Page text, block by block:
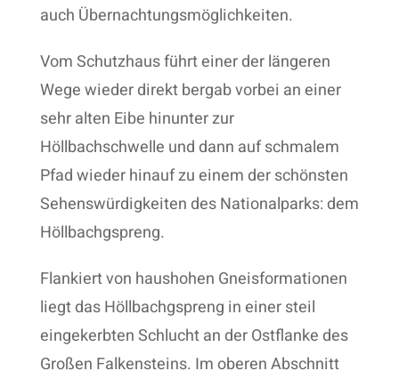
auch Übernachtungsmöglichkeiten.
Vom Schutzhaus führt einer der längeren
Wege wieder direkt bergab vorbei an einer
sehr alten Eibe hinunter zur
Höllbachschwelle und dann auf schmalem
Pfad wieder hinauf zu einem der schönsten
Sehenswürdigkeiten des Nationalparks: dem
Höllbachgspreng.
Flankiert von haushohen Gneisformationen
liegt das Höllbachgspreng in einer steil
eingekerbten Schlucht an der Ostflanke des
Großen Falkensteins. Im oberen Abschnitt